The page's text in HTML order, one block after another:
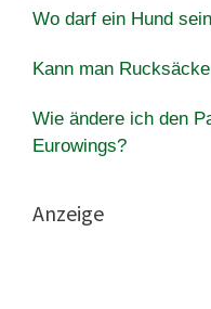
Wo darf ein Hund
Kann man
Wie ändere ich den
Eurowings?
Anzeige